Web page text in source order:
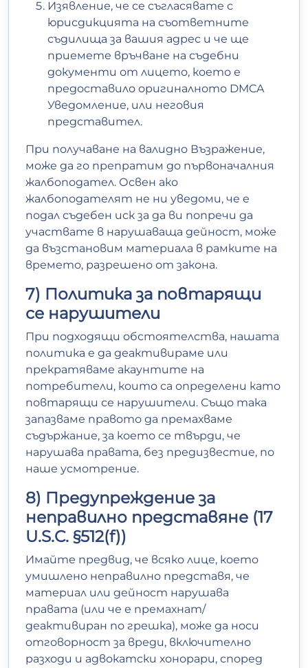
Изявление, че се съгласявате с
юрисдикцията на съответните
съдилища за вашия адрес и че ще
приемете връчване на съдебни
документи от лицето, което е
предоставило оригиналното DMCA
Уведомление, или неговия
представител.
При получаване на валидно Възражение,
може да го препратим до първоначалния
жалбоподател. Освен ако
жалбоподателят не ни уведоми, че е
подал съдебен иск за да ви попречи да
участвате в нарушаваща дейност, може
да възстановим материала в рамките на
времето, разрешено от закона.
7) Политика за повтарящи
се нарушители
При подходящи обстоятелства, нашата
политика е да деактивираме или
прекратяваме акаунтите на
потребители, които са определени като
повтарящи се нарушители. Също така
запазваме правото да премахваме
съдържание, за което се твърди, че
нарушава правата, без предизвестие, по
наше усмотрение.
8) Предупреждение за
неправилно представяне (17
U.S.C. §512(f))
Имайте предвид, че всяко лице, което
умишлено неправилно представя, че
материал или дейност нарушава
правата (или че е премахнат/
деактивиран по грешка), може да носи
отговорност за вреди, включително
разходи и адвокатски хонорари, според